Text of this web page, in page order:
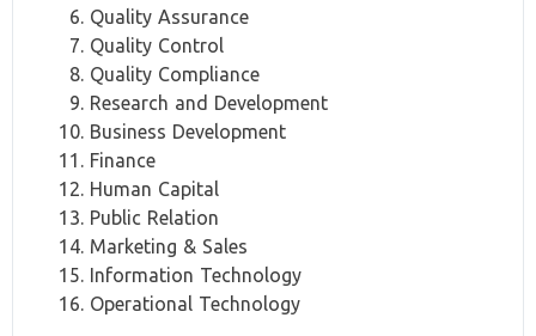
Quality Assurance
Quality Control
Quality Compliance
Research and Development
Business Development
Finance
Human Capital
Public Relation
Marketing & Sales
Information Technology
Operational Technology